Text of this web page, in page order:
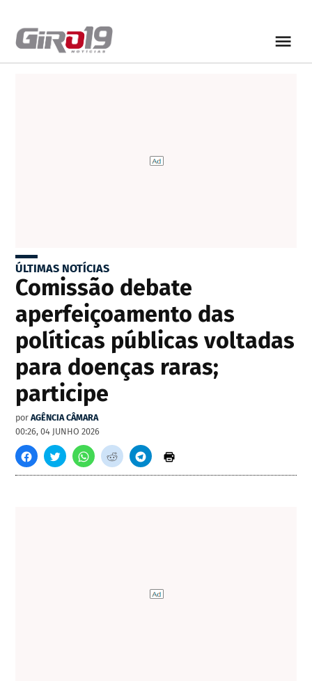
ÚLTIMAS NOTÍCIAS
Comissão debate
aperfeiçoamento das
políticas públicas voltadas
para doenças raras;
participe
por AGÊNCIA CÂMARA
00:26, 04 JUNHO 2026